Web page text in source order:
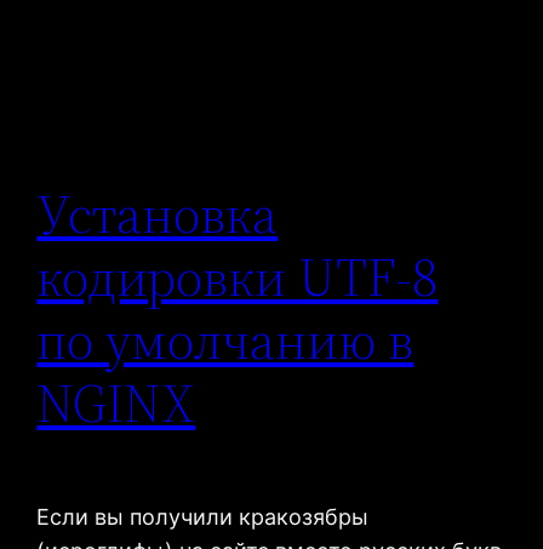
Установка
кодировки UTF-8
по умолчанию в
NGINX
Если вы получили кракозябры